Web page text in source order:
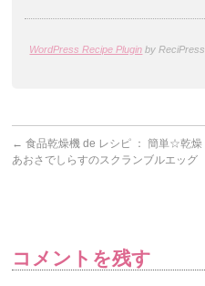
WordPress Recipe Plugin by ReciPress
← 食品乾燥機 de レシピ ： 簡単☆乾燥
あおさでしらすのスクランブルエッグ
コメントを残す